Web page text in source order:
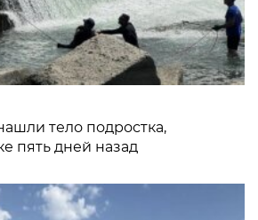
тело подростка,
пять дней назад